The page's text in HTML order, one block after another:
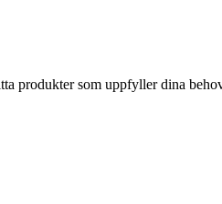
produkter som uppfyller dina